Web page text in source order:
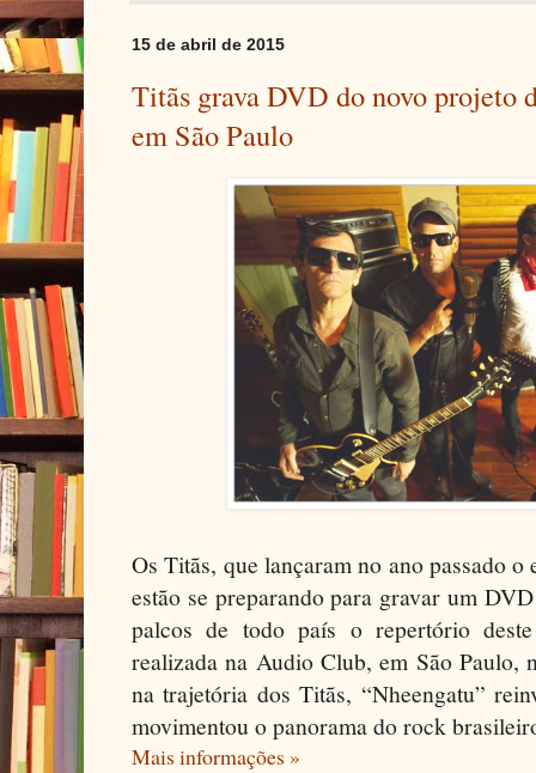
15 de abril de 2015
Titãs grava DVD do novo projeto
em São Paulo
Os Titãs, que lançaram no ano passado
estão se preparando para gravar um
palcos de todo país o repertório
realizada na Audio Club, em São
na trajetória dos Titãs, “Nheengatu”
movimentou o panorama do rock
Mais informações »